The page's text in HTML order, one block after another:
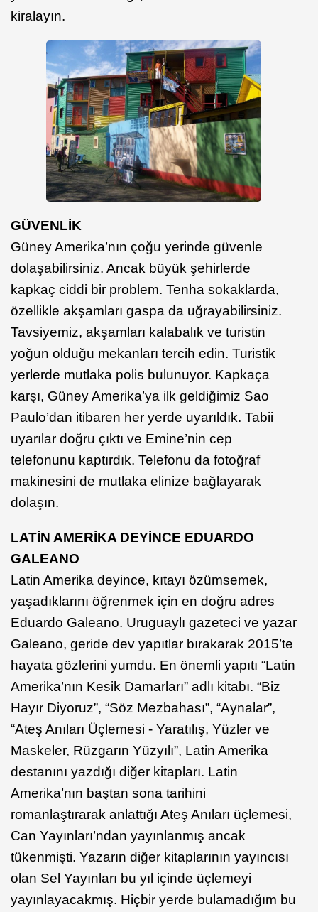
kiralayın.
GÜVENLİK
Güney Amerika’nın çoğu yerinde güvenle
dolaşabilirsiniz. Ancak büyük şehirlerde
kapkaç ciddi bir problem. Tenha sokaklarda,
özellikle akşamları gaspa da uğrayabilirsiniz.
Tavsiyemiz, akşamları kalabalık ve turistin
yoğun olduğu mekanları tercih edin. Turistik
yerlerde mutlaka polis bulunuyor. Kapkaça
karşı, Güney Amerika’ya ilk geldiğimiz Sao
Paulo’dan itibaren her yerde uyarıldık. Tabii
uyarılar doğru çıktı ve Emine’nin cep
telefonunu kaptırdık. Telefonu da fotoğraf
makinesini de mutlaka elinize bağlayarak
dolaşın.
LATİN AMERİKA DEYİNCE EDUARDO
GALEANO
Latin Amerika deyince, kıtayı özümsemek,
yaşadıklarını öğrenmek için en doğru adres
Eduardo Galeano. Uruguaylı gazeteci ve yazar
Galeano, geride dev yapıtlar bırakarak 2015’te
hayata gözlerini yumdu. En önemli yapıtı “Latin
Amerika’nın Kesik Damarları” adlı kitabı. “Biz
Hayır Diyoruz”, “Söz Mezbahası”, “Aynalar”,
“Ateş Anıları Üçlemesi - Yaratılış, Yüzler ve
Maskeler, Rüzgarın Yüzyılı”, Latin Amerika
destanını yazdığı diğer kitapları. Latin
Amerika’nın baştan sona tarihini
romanlaştırarak anlattığı Ateş Anıları üçlemesi,
Can Yayınları’ndan yayınlanmış ancak
tükenmişti. Yazarın diğer kitaplarının yayıncısı
olan Sel Yayınları bu yıl içinde üçlemeyi
yayınlayacakmış. Hiçbir yerde bulamadığım bu